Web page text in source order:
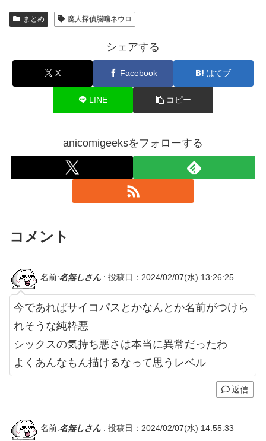
まとめ 魔人探偵脳噛ネウロ
シェアする
X Facebook はてブ
LINE コピー
anicomigeeksをフォローする
コメント
名前:名無しさん : 投稿日：2024/02/07(水) 13:26:25
今であればサイコパスとかなんとか名前がつけら
れそうな純粋悪
シックスの気持ち悪さは本当に異常だったわ
よくあんなもん描けるなって思うレベル
返信
名前:名無しさん : 投稿日：2024/02/07(水) 14:55:33